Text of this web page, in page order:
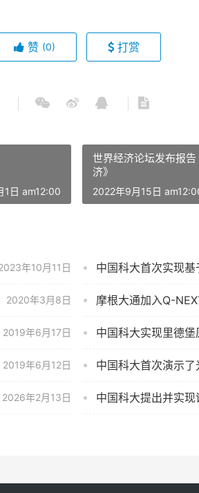
赞 (0) 打赏
1日 am12:00
世界经济论坛发布报
济》
2022年9月15日
年10月11日
2020年3月8日 摩根大通加入Q-
2019年6月17日
2019年6月12日
2026年2月13日